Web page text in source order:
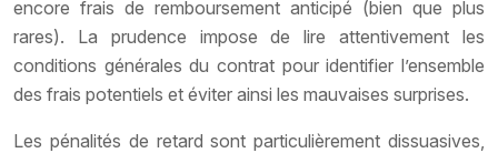
encore frais de remboursement anticipé (bien que plus
rares). La prudence impose de lire attentivement les
conditions générales du contrat pour identifier l’ensemble
des frais potentiels et éviter ainsi les mauvaises surprises.
Les pénalités de retard sont particulièrement dissuasives,